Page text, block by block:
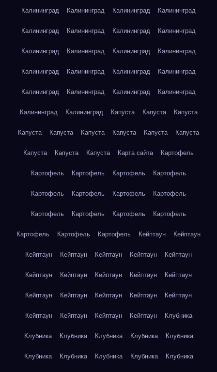
Калининград Калининград Калининград Калининград
Калининград Калининград Калининград Калининград
Калининград Калининград Калининград Калининград
Калининград Калининград Калининград Калининград
Калининград Калининград Калининград Калининград
Калининград Калининград Капуста Капуста Капуста
Капуста Капуста Капуста Капуста Капуста Капуста
Капуста Капуста Капуста Карта сайта Картофель
Картофель Картофель Картофель Картофель
Картофель Картофель Картофель Картофель
Картофель Картофель Картофель Картофель
Картофель Картофель Картофель Кейптаун Кейптаун
Кейптаун Кейптаун Кейптаун Кейптаун Кейптаун
Кейптаун Кейптаун Кейптаун Кейптаун Кейптаун
Кейптаун Кейптаун Кейптаун Кейптаун Кейптаун
Кейптаун Кейптаун Кейптаун Кейптаун Клубника
Клубника Клубника Клубника Клубника Клубника
Клубника Клубника Клубника Клубника Клубника